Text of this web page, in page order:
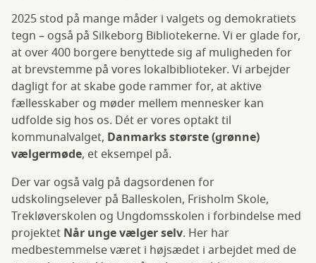
2025 stod på mange måder i valgets og demokratiets
tegn – også på Silkeborg Bibliotekerne. Vi er glade for,
at over 400 borgere benyttede sig af muligheden for
at brevstemme på vores lokalbiblioteker. Vi arbejder
dagligt for at skabe gode rammer for, at aktive
fællesskaber og møder mellem mennesker kan
udfolde sig hos os. Dét er vores optakt til
kommunalvalget, Danmarks største (grønne)
vælgermøde, et eksempel på.
Der var også valg på dagsordenen for
udskolingselever på Balleskolen, Frisholm Skole,
Trekløverskolen og Ungdomsskolen i forbindelse med
projektet Når unge vælger selv. Her har
medbestemmelse været i højsædet i arbejdet med de